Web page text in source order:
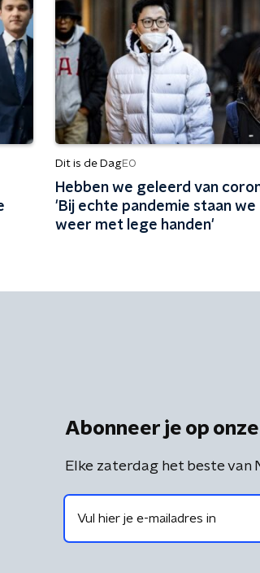
Dit is de DagEO
Hebben we geleerd van
'Bij echte pandemie staan we
weer met lege handen'
Abonneer je op
Elke zaterdag het beste van